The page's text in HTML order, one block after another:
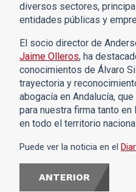
diversos sectores,
entidades públicas y
El socio director de
Jaime Olleros, ha
conocimientos de Álvaro
trayectoria y
abogacía en Andalucía,
para nuestra firma tanto
en todo el territorio
Puede ver la noticia en el
ANTERIOR